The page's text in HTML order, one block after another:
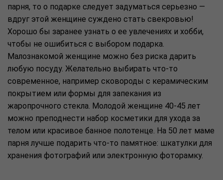
парня, то о подарке следует задуматься серьезно —
вдруг этой женщине суждено стать свекровью!
Хорошо бы заранее узнать о ее увлечениях и хобби,
чтобы не ошибиться с выбором подарка.
Малознакомой женщине можно без риска дарить
любую посуду. Желательно выбирать что-то
современное, например сковороды с керамическим
покрытием или формы для запекания из
жаропрочного стекла. Молодой женщине 40-45 лет
можно преподнести набор косметики для ухода за
телом или красивое банное полотенце. На 50 лет маме
парня лучше подарить что-то памятное: шкатулки для
хранения фотографий или электронную фоторамку.